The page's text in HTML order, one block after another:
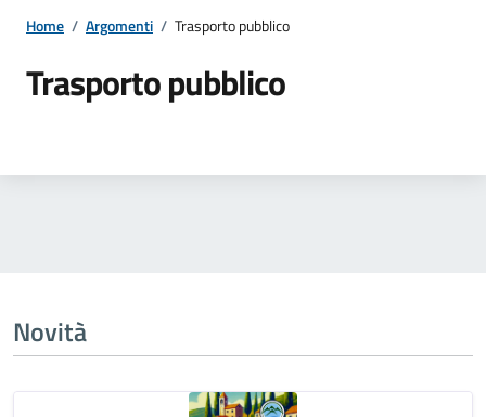
Home / Argomenti / Trasporto pubblico
Trasporto pubblico
Novità